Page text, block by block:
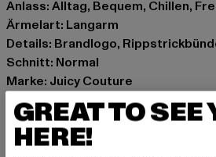
Anlass: Alltag, Bequem, Chillen,
Ärmelart: Langarm
Details: Brandlogo,
Schnitt: Normal
Marke: Juicy Couture
Kat.: Sweaters
Farbe: schwarz
Hersteller Farbe: black
GREAT TO SEE
HERE!